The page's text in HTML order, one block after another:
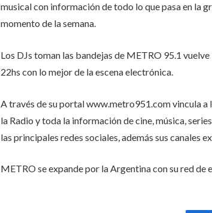
musical con información de todo lo que pasa en la
momento de la semana.
Los DJs toman las bandejas de METRO 95.1
22hs con lo mejor de la escena electrónica.
A través de su portal www.metro951.com vincula a
la Radio y toda la información de cine, música,
las principales redes sociales, además sus canales
METRO se expande por la Argentina con su red de